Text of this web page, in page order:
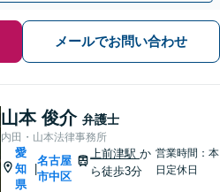
メールでお問い合わせ
山本 俊介 弁護士
内田・山本法律事務所
愛
知
県
|
名古屋
市中区
上前津駅か
ら徒歩3分
営業時間：本
日定休日